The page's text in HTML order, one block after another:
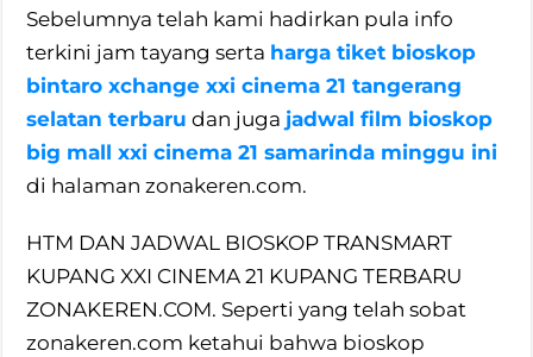
Sebelumnya telah kami hadirkan pula info
terkini jam tayang serta harga tiket bioskop
bintaro xchange xxi cinema 21 tangerang
selatan terbaru dan juga jadwal film bioskop
big mall xxi cinema 21 samarinda minggu ini
di halaman zonakeren.com.
HTM DAN JADWAL BIOSKOP TRANSMART
KUPANG XXI CINEMA 21 KUPANG TERBARU
ZONAKEREN.COM. Seperti yang telah sobat
zonakeren.com ketahui bahwa bioskop